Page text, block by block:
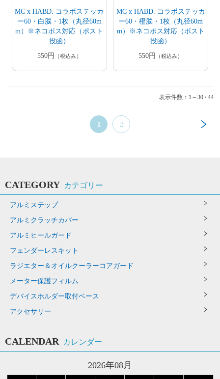
MC x HABD. コラボステッカ
ー60・白脳・1枚（丸径60m
m）※ネコポス対応（ポスト
投函）
550円
（税込み）
MC x HABD. コラボステッカ
ー60・橙脳・1枚（丸径60m
m）※ネコポス対応（ポスト
投函）
550円
（税込み）
表示件数：1～30 / 44
1 2
CATEGORY カテゴリー
アルミステップ
アルミクラッチカバー
アルミヒールガード
フェンダーレスキット
ラジエター＆オイルクーラーコアガード
メーター保護フィルム
デバイスホルダー取付ベース
アクセサリー
CALENDAR カレンダー
2026年08月